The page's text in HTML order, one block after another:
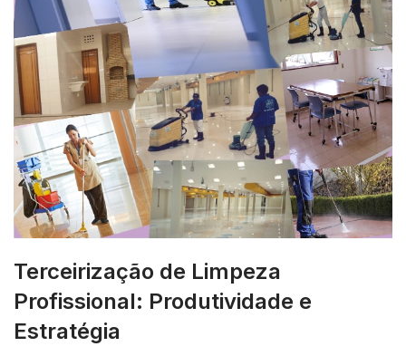
Terceirização de Limpeza
Profissional: Produtividade e
Estratégia